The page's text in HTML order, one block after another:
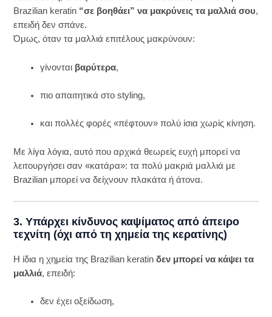
Brazilian keratin “σε βοηθάει” να μακρύνεις τα μαλλιά σου,
επειδή δεν σπάνε.
Όμως, όταν τα μαλλιά επιτέλους μακρύνουν:
γίνονται βαρύτερα,
πιο απαιτητικά στο styling,
και πολλές φορές «πέφτουν» πολύ ίσια χωρίς κίνηση.
Με λίγα λόγια, αυτό που αρχικά θεωρείς ευχή μπορεί να
λειτουργήσει σαν «κατάρα»: τα πολύ μακριά μαλλιά με
Brazilian μπορεί να δείχνουν πλακάτα ή άτονα.
3. Υπάρχει κίνδυνος καψίματος από άπειρο
τεχνίτη (όχι από τη χημεία της κερατίνης)
Η ίδια η χημεία της Brazilian keratinδεν μπορεί να κάψει τα
μαλλιά, επειδή:
δεν έχει οξείδωση,